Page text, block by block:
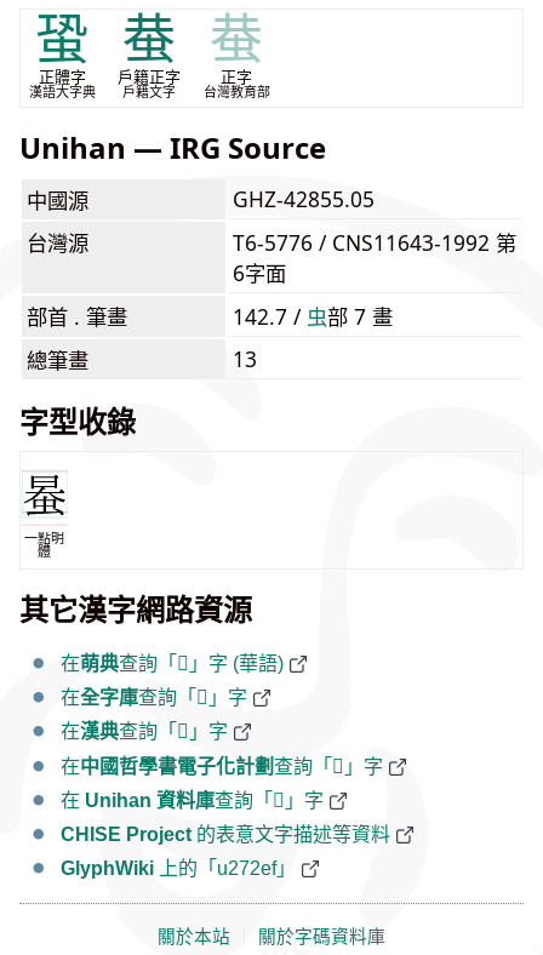
蛩
正體字
漢語大字典
蛬
戶籍正字
戶籍文字
蛬
正字
台灣教育部
Unihan — IRG Source
中國源
GHZ-42855.05
台灣源
T6-5776 / CNS11643-1992 第
6字面
部首 . 筆畫
142.7 / ⾍部 7 畫
總筆畫
13
字型收錄
一點明
體
其它漢字網路資源
在萌典查詢「𧋯」字 (華語)
在全字庫查詢「𧋯」字
在漢典查詢「𧋯」字
在中國哲學書電子化計劃查詢「𧋯」字
在 Unihan 資料庫查詢「𧋯」字
CHISE Project 的表意文字描述等資料
GlyphWiki 上的「u272ef」
關於本站 關於字碼資料庫